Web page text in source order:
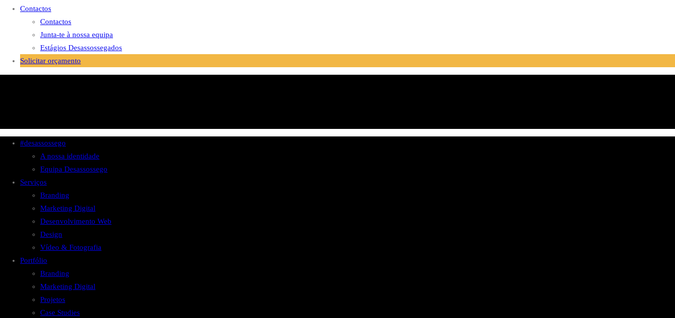
Contactos
Contactos
Junta-te à nossa equipa
Estágios Desassossegados
Solicitar orçamento
#desassossego
A nossa identidade
Equipa Desassossego
Serviços
Branding
Marketing Digital
Desenvolvimento Web
Design
Vídeo & Fotografia
Portfólio
Branding
Marketing Digital
Projetos
Case Studies